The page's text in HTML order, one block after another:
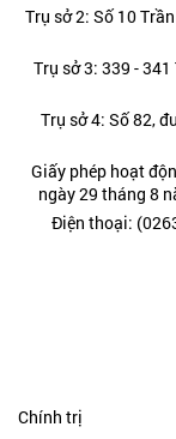
Trụ sở 2: Số 10
Trụ sở 3: 339 -
Trụ sở 4: Số 82,
Giấy phép hoạt
ngày 29 tháng 8
Điện thoại:
Chính trị